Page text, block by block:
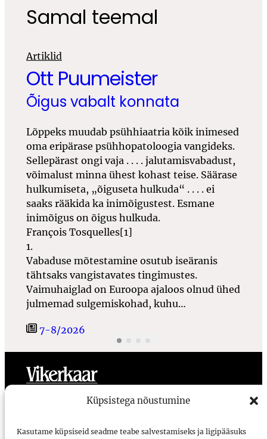
Küpsistega nõustumine
Kasutame küpsiseid seadme teabe salvestamiseks ja ligipääsuks
Samal teemal
Artiklid
Ott Puumeister
Õigus vabalt konnata
Lõppeks muudab psühhiaatria kõik inimesed
oma eripärase psühhopatoloogia vangideks.
Sellepärast ongi vaja . . . .jalutamisvabadust,
võimalust minna ühest kohast teise. Säärase
hulkumiseta, „õiguseta hulkuda“ . . . .ei
saaks rääkida ka inimõigustest. Esmane
inimõigus on õigus hulkuda.
François Tosquelles[1]
1.
Vabaduse mõtestamine osutub iseäranis
tähtsaks vangistavates tingimustes.
Vaimuhaiglad on Euroopa ajaloos olnud ühed
julmemad sulgemiskohad, kuhu…
7-8/2026
MeistLigipääsetavusKasutustingimused
Vikerkaar